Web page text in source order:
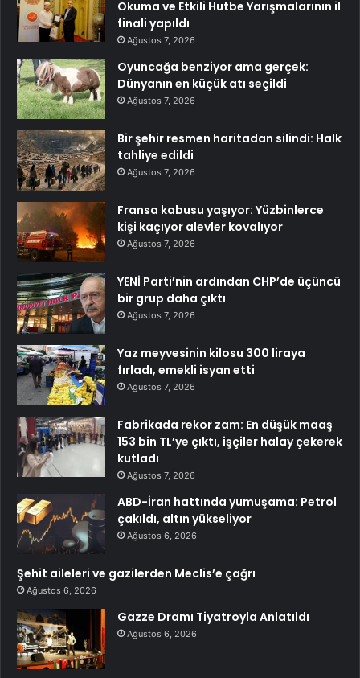
Okuma ve Etkili Hutbe Yarışmalarının il
finali yapıldı
Ağustos 7, 2026
Oyuncağa benziyor ama gerçek:
Dünyanın en küçük atı seçildi
Ağustos 7, 2026
Bir şehir resmen haritadan silindi: Halk
tahliye edildi
Ağustos 7, 2026
Fransa kabusu yaşıyor: Yüzbinlerce
kişi kaçıyor alevler kovalıyor
Ağustos 7, 2026
YENİ Parti’nin ardından CHP’de üçüncü
bir grup daha çıktı
Ağustos 7, 2026
Yaz meyvesinin kilosu 300 liraya
fırladı, emekli isyan etti
Ağustos 7, 2026
Fabrikada rekor zam: En düşük maaş
153 bin TL’ye çıktı, işçiler halay çekerek
kutladı
Ağustos 7, 2026
ABD-İran hattında yumuşama: Petrol
çakıldı, altın yükseliyor
Ağustos 6, 2026
Şehit aileleri ve gazilerden Meclis’e çağrı
Ağustos 6, 2026
Gazze Dramı Tiyatroyla Anlatıldı
Ağustos 6, 2026